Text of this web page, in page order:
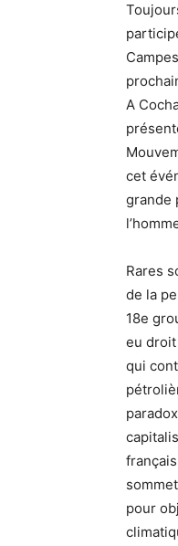
A
cet
grande
Rares
de la
18e
eu droit
qui
pour